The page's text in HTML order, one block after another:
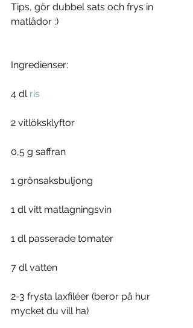
Tips, gör dubbel sats och frys in
matlådor :)
Ingredienser:
4 dl ris
2 vitlöksklyftor
0,5 g saffran
1 grönsaksbuljong
1 dl vitt matlagningsvin
1 dl passerade tomater
7 dl vatten
2-3 frysta laxfiléer (beror på hur
mycket du vill ha)